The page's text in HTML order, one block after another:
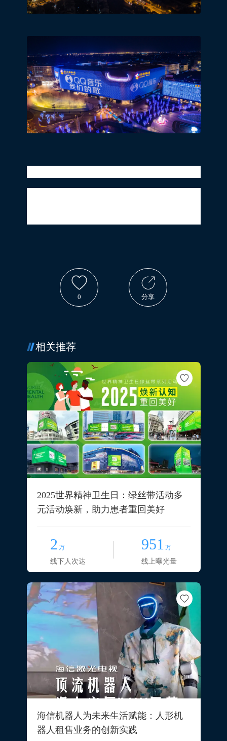
0 分享
相关推荐
2025世界精神卫生日：绿丝带活动多
元活动焕新，助力患者重回美好
2 万
线下人次达
951 万
线上曝光量
海信机器人为未来生活赋能：人形机
器人租售业务的创新实践